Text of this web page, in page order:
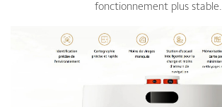
fonctionnement plus stable.